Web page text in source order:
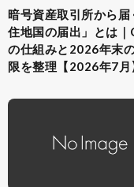
暗号資産取引所から届
住地国の届出」とは｜
の仕組みと2026年末
限を整理【2026年7月